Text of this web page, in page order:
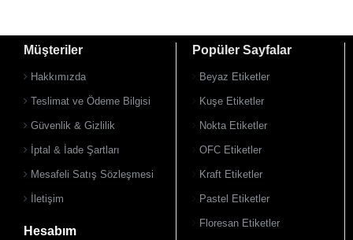
Çok Satılan Ürün
Müşteriler
Hakkımızda
Teslimat ve Ödeme Bilgisi
Güvenlik & Gizlilik
İptal & İade Şartları
Mesafeli Satış Sözleşmesi
İletişim
Hesabım
Popüler Sayfalar
Beyaz Etiketler
Kuşe Etiketler
Nokta Etiketler
OFC Etiketler
Kraft Etiketler
Pastel Etiketler
Floresan Etiketler